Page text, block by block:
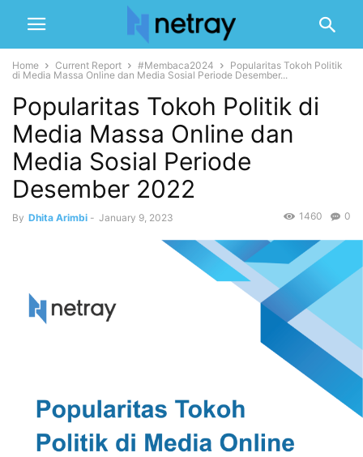
Home Current Report #Membaca2024
Popularitas Tokoh Politik
di Media Massa Online dan Media Sosial Periode Desember...
Popularitas Tokoh Politik di
Media Massa Online dan
Media Sosial Periode
Desember 2022
By Dhita Arimbi - January 9, 2023 0
1460